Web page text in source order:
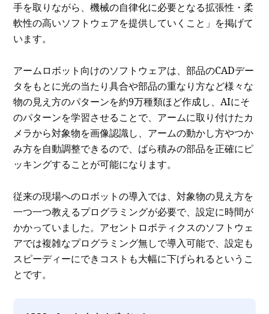
手を取りながら、機械の自律化に必要となる拡張性・柔
軟性の高いソフトウェアを提供していくこと」を掲げて
います。
アームロボット向けのソフトウェアは、部品のCADデー
タをもとに光の当たり具合や部品の重なり方など様々な
物の見え方のパターンを約9万種類ほど作成し、AIにそ
のパターンを学習させることで、アームに取り付けたカ
メラから対象物を画像認識し、アームの動かし方やつか
み方を自動調整できるので、ばら積みの部品を正確にピ
ッキングすることが可能になります。
従来の現場へのロボットの導入では、対象物の見え方を
一つ一つ教えるプログラミングが必要で、設定に時間が
かかっていました。アセントロボティクスのソフトウェ
アでは複雑なプログラミング無しで導入可能で、設定も
スピーディーにできコストも大幅に下げられるというこ
とです。